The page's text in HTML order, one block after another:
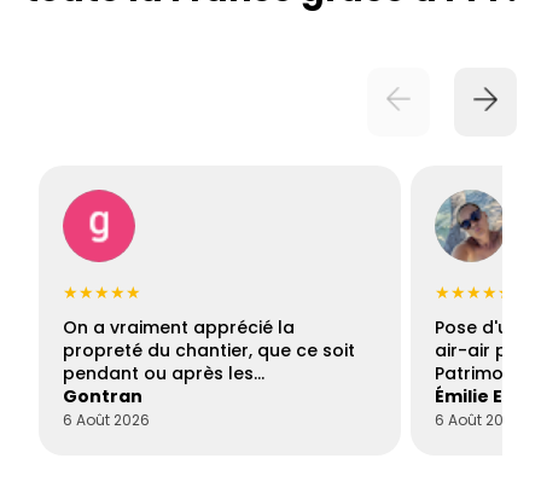
★★★★★
On a vraiment apprécié la
propreté du chantier, que ce soit
pendant ou après les…
Gontran
6 Août 2026
★★★★★
Pose d'une
air-air par
Patrimoine
Émilie
6 Août 2026